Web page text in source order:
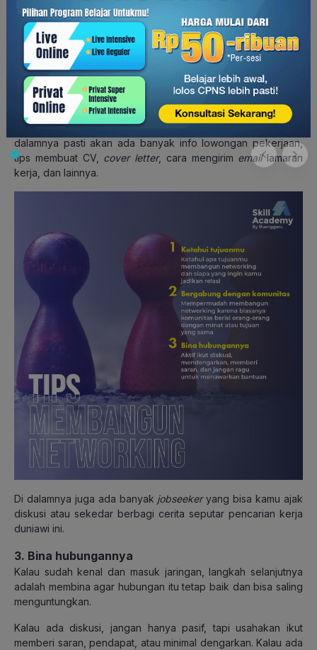
atau teman seangkatan yang sudah dapat kerja duluan.
Setelahnya, pilih cara untuk kenalan dengan orang-orang ini.
Melaluidirect messagemedia sosial, email, atau melalui
teman.
2. Bergabung dalam komunitas
Komunitas biasanya berisi sekumpulan orang dengan minat,
hobi, atau tujuan yang sama. Buat kamu yang sedang cari
kerja, kamu bisajoinke grup lowongan kerja, misalnya. Di
dalamnya pasti akan ada banyak info lowongan pekerjaan,
tips membuat CV, cover letter, cara mengirim emaillamaran
kerja, dan lainnya.
Di dalamnya juga ada banyak jobseekeryang bisa kamu ajak
diskusi atau sekedar berbagi cerita seputar pencarian kerja
duniawi ini.
3. Bina hubungannya
Kalau sudah kenal dan masuk jaringan, langkah selanjutnya
adalah membina agar hubungan itu tetap baik dan bisa saling
menguntungkan.
Kalau ada diskusi, jangan hanya pasif, tapi usahakan ikut
memberi saran, pendapat, atau minimal dengarkan. Kalau ada